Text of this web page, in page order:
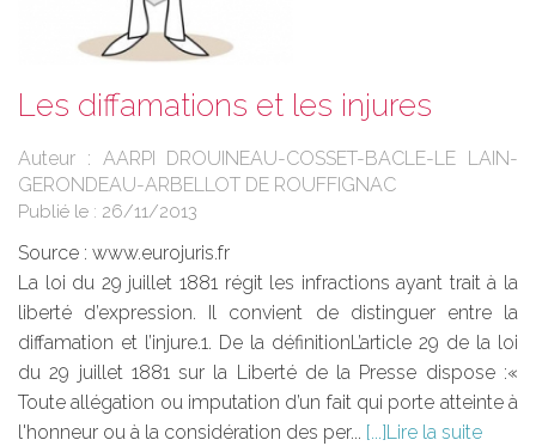
Les diffamations et les injures
Auteur : AARPI DROUINEAU-COSSET-BACLE-LE LAIN-
GERONDEAU-ARBELLOT DE ROUFFIGNAC
Publié le : 26/11/2013
Source : www.eurojuris.fr
La loi du 29 juillet 1881 régit les infractions ayant trait à la
liberté d’expression. Il convient de distinguer entre la
diffamation et l’injure.1. De la définitionL’article 29 de la loi
du 29 juillet 1881 sur la Liberté de la Presse dispose :«
Toute allégation ou imputation d’un fait qui porte atteinte à
l'honneur ou à la considération des per...
Lire la suite